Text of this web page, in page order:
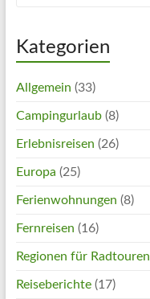
Kategorien
Allgemein (33)
Campingurlaub(8)
Erlebnisreisen (26)
Europa (25)
Ferienwohnungen (8)
Fernreisen (16)
Regionen für Radtouren
Reiseberichte(17)